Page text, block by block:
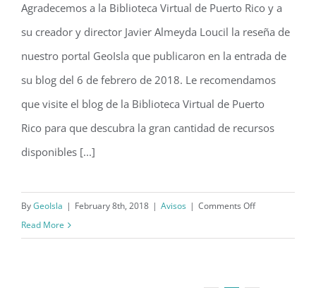
Reseña de GeoIsla en el blog
Biblioteca Virtual de Puerto Rico
Agradecemos a la Biblioteca Virtual de Puerto Rico y a
su creador y director Javier Almeyda Loucil la reseña de
nuestro portal GeoIsla que publicaron en la entrada de
su blog del 6 de febrero de 2018. Le recomendamos
que visite el blog de la Biblioteca Virtual de Puerto
Rico para que descubra la gran cantidad de recursos
disponibles [...]
ByGeoIsla | February 8th, 2018 | Avisos | Comments Offon
Read More